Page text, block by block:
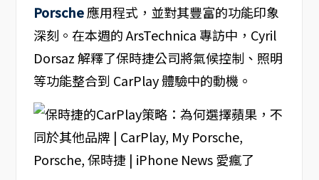
Porsche應用程式，並對其豐富的功能印象
深刻。在本週的 ArsTechnica 專訪中，Cyril
Dorsaz 解釋了保時捷公司將氣候控制、照明
等功能整合到 CarPlay 體驗中的動機。